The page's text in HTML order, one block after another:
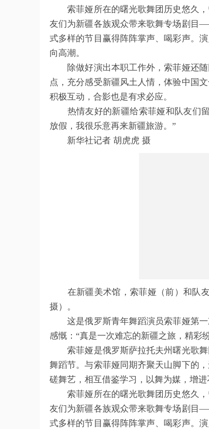
索菲娅所在的曙光歌舞团历史悠久，
友们为新疆各族观众带来歌舞专场剧目
式多样的节目赢得阵阵掌声、喝彩声。
向高潮。
除做好演出本职工作外，索菲娅还随
点，充分感受新疆风土人情，体验中国
积极互动，合影也是有求必应。
热情友好的新疆给索菲娅和队友们留
放假，我很乐意再来新疆旅游。”
新华社记者 胡虎虎 摄
在新疆美术馆，索菲娅（前）和队友
摄）。
这是俄罗斯青年舞蹈演员索菲娅第一
感慨：“真是一次难忘的新疆之旅，精彩
索菲娅是俄罗斯萨拉托夫州曙光歌舞
舞蹈节。与索菲娅同期齐聚天山脚下的
磋舞艺，相互借鉴学习，以舞为媒，增进
索菲娅所在的曙光歌舞团历史悠久，
友们为新疆各族观众带来歌舞专场剧目
式多样的节目赢得阵阵掌声、喝彩声。